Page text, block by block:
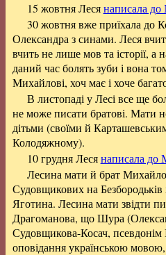
15 жовтня Лесянаписала
30 жовтня вже приїхала до
Олександра з синами. Леся
вчить не лише мов та історії, а
даний час болять зуби і вона
Михайлові, хоч має і хоче
В листопаді у Лесі все ще
не може писати братові. Мати
дітьми (своїми й
Колодяжному).
10 грудня Лесянаписала до
Лесина мати й брат
Судовщикових на Безбородьків
Яготина. Лесина мати звідти
Драгоманова, що Шура
Судовщикова-Косач,
оповідання українською